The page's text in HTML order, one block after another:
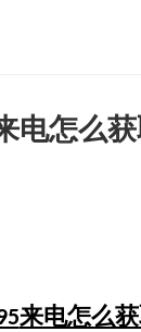
电怎么
来电怎么